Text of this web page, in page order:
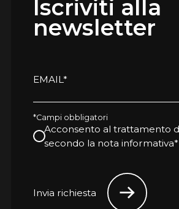
Iscriviti alla
newsletter
EMAIL*
*Campi obbligatori
Acconsento al trattamento
secondo la nota informativa*
Invia richiesta